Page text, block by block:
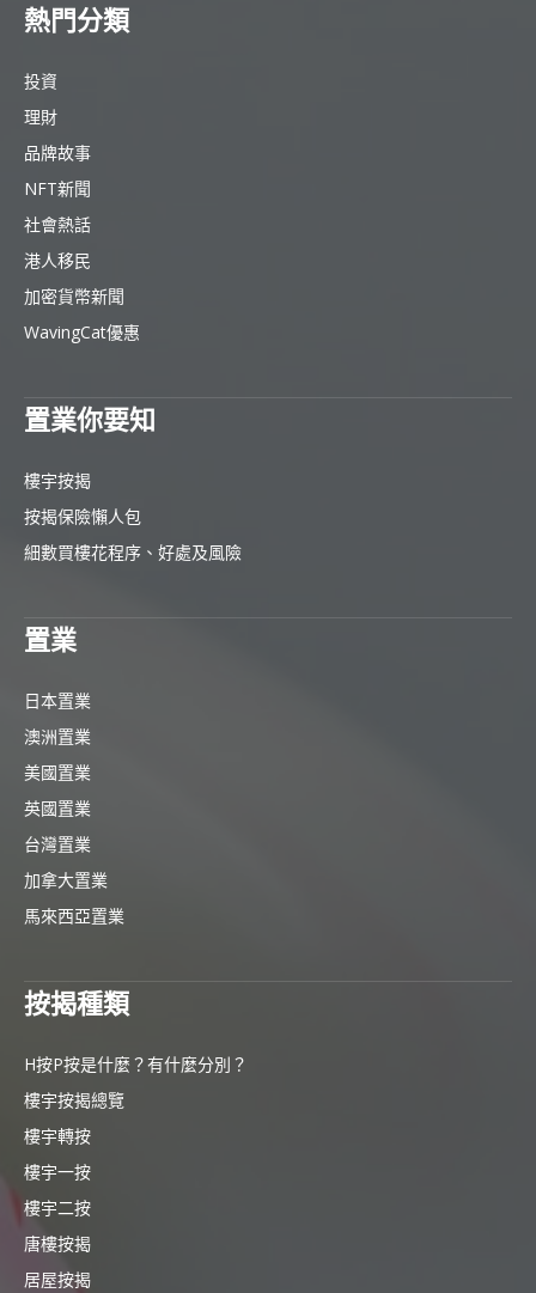
熱門分類
投資
理財
品牌故事
NFT新聞
社會熱話
港人移民
加密貨幣新聞
WavingCat優惠
置業你要知
樓宇按揭
按揭保險懶人包
細數買樓花程序、好處及風險
置業
日本置業
澳洲置業
美國置業
英國置業
台灣置業
加拿大置業
馬來西亞置業
按揭種類
H按P按是什麼？有什麼分別？
樓宇按揭總覽
樓宇轉按
樓宇一按
樓宇二按
唐樓按揭
居屋按揭